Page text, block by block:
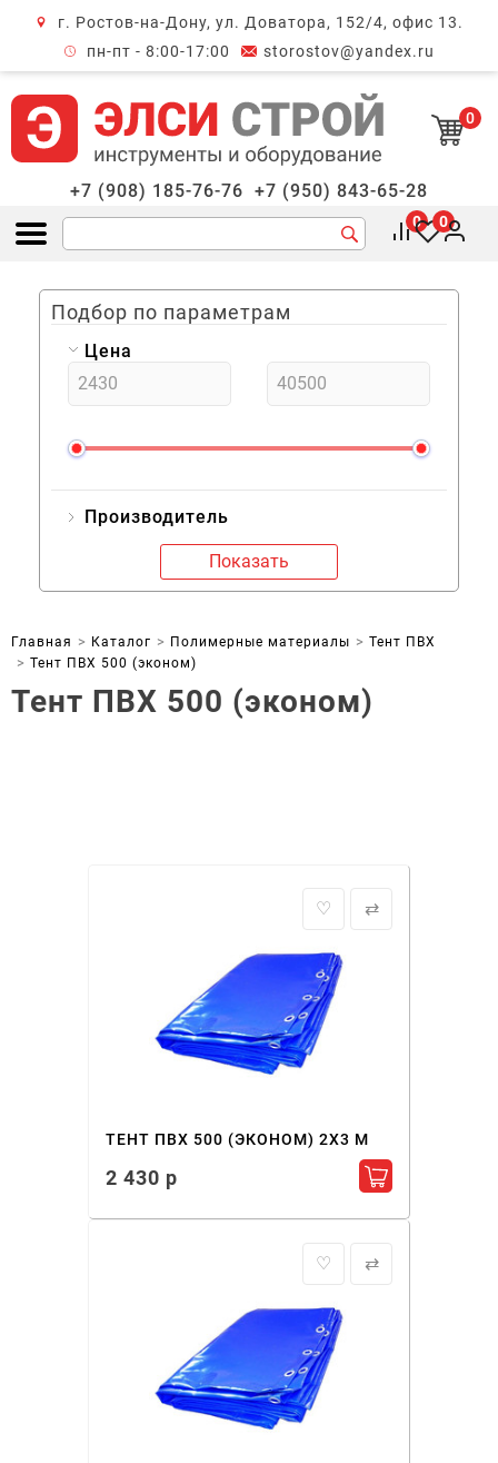
г. Ростов-на-Дону, ул. Доватора, 152/4, офис 13.
пн-пт - 8:00-17:00
storostov@yandex.ru
0
+7 (908) 185-76-76 +7 (950) 843-65-28
Открыть меню
0 0
Подбор по параметрам
Цена
Производитель
Показать
Главная Каталог Полимерные материалы
Тент ПВХ
Тент ПВХ 500 (эконом)
Тент ПВХ 500 (эконом)
♡ ⇄
ТЕНТ ПВХ 500 (ЭКОНОМ) 2X3 М
2 430 р Добавить в
♡ ⇄